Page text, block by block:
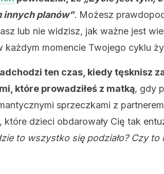
innych planów”. Możesz
lub nie widzisz, jak ważne jest
każdym momencie Twojego cyklu
ten czas, kiedy tęsknisz
które prowadziłeś z matką, gdy
sprzeczkami z
które dzieci obdarowały Cię tak
to wszystko się podziało? Czy